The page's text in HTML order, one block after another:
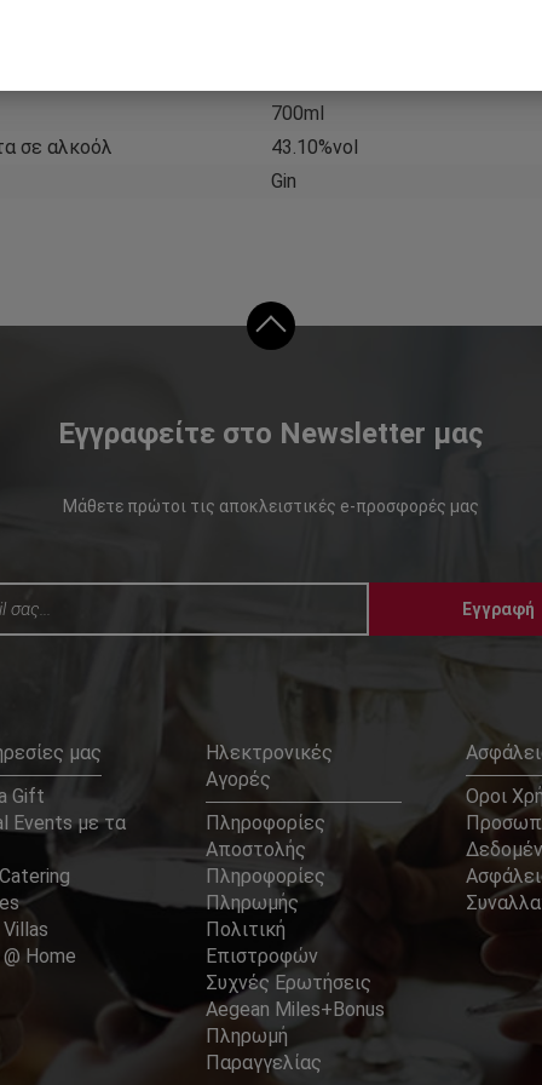
700ml
σε αλκοόλ
43.10%vol
Gin
Εγγραφείτε στο Newsletter μας
Μάθετε πρώτοι τις αποκλειστικές e-προσφορές μας
Εγγραφή
μας
Gift
Events με τα
Home
Ηλεκτρονικές
Αγορές
Πληροφορίες
Αποστολής
Πληροφορίες
Πληρωμής
Πολιτική
Επιστροφών
Συχνές Ερωτήσεις
Aegean Miles+Bonus
Πληρωμή
Παραγγελίας
Οροι